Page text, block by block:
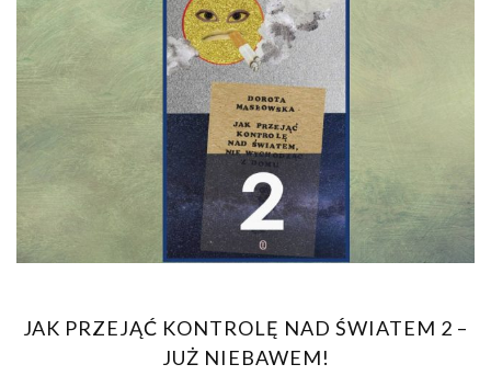
JAK PRZEJĄĆ KONTROLĘ NAD ŚWIATEM 2 –
JUŻ NIEBAWEM!